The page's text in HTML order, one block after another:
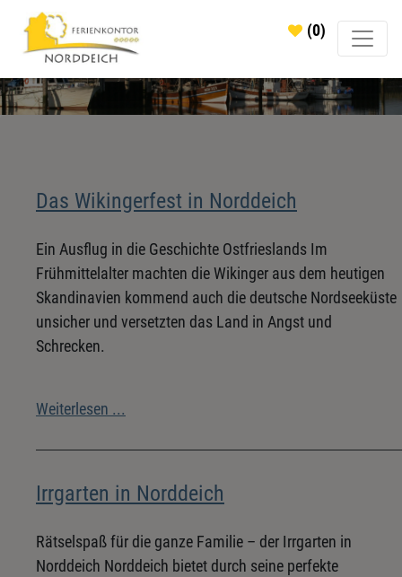
(0)
Das Wikingerfest in Norddeich
Ein Ausflug in die Geschichte Ostfrieslands Im
Frühmittelalter machten die Wikinger aus dem heutigen
Skandinavien kommend auch die deutsche Nordseeküste
unsicher und versetzten das Land in Angst und
Schrecken.
Weiterlesen ...
Irrgarten in Norddeich
Rätselspaß für die ganze Familie – der Irrgarten in
Norddeich Norddeich bietet durch seine perfekte